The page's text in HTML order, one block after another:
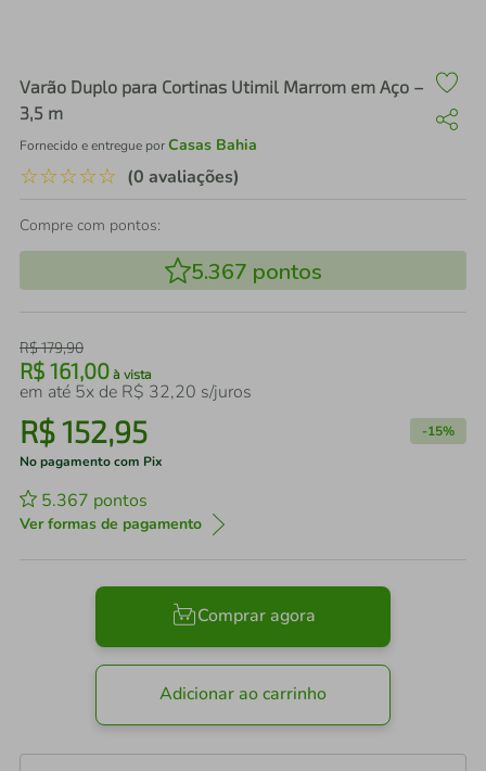
Varão Duplo para Cortinas Utimil Marrom em Aço –
3,5 m
Fornecido e entregue porCasas Bahia
☆☆☆☆☆ (0 avaliações)
Compre com pontos:
5.367 pontos
R$179,90
R$ 161,00 à vista
em até 5x de R$ 32,20 s/juros
R$152,95 -15%
No pagamento com Pix
5.367 pontos
Ver formas de pagamento
Comprar agora
Adicionar ao carrinho